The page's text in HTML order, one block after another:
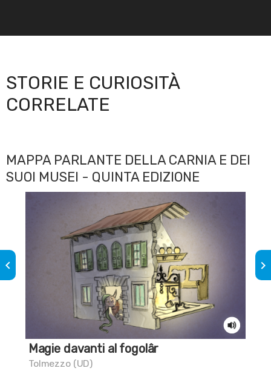
STORIE E CURIOSITÀ
CORRELATE
MAPPA PARLANTE DELLA CARNIA E DEI
SUOI MUSEI - QUINTA EDIZIONE
Magie davanti al fogolâr
Tolmezzo (UD)
keyboard_arrow_left keyboard_arrow_right